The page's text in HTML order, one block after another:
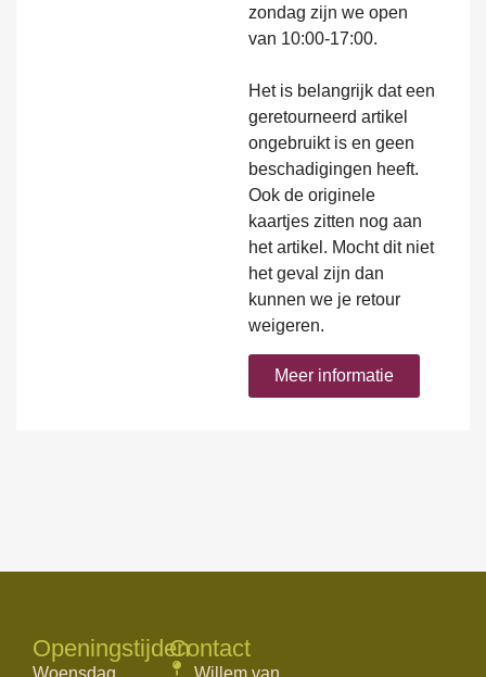
zondag zijn we open
van 10:00-17:00.
Het is belangrijk dat een
geretourneerd artikel
ongebruikt is en geen
beschadigingen heeft.
Ook de originele
kaartjes zitten nog aan
het artikel. Mocht dit niet
het geval zijn dan
kunnen we je retour
weigeren.
Meer informatie
OpeningstijdenContact